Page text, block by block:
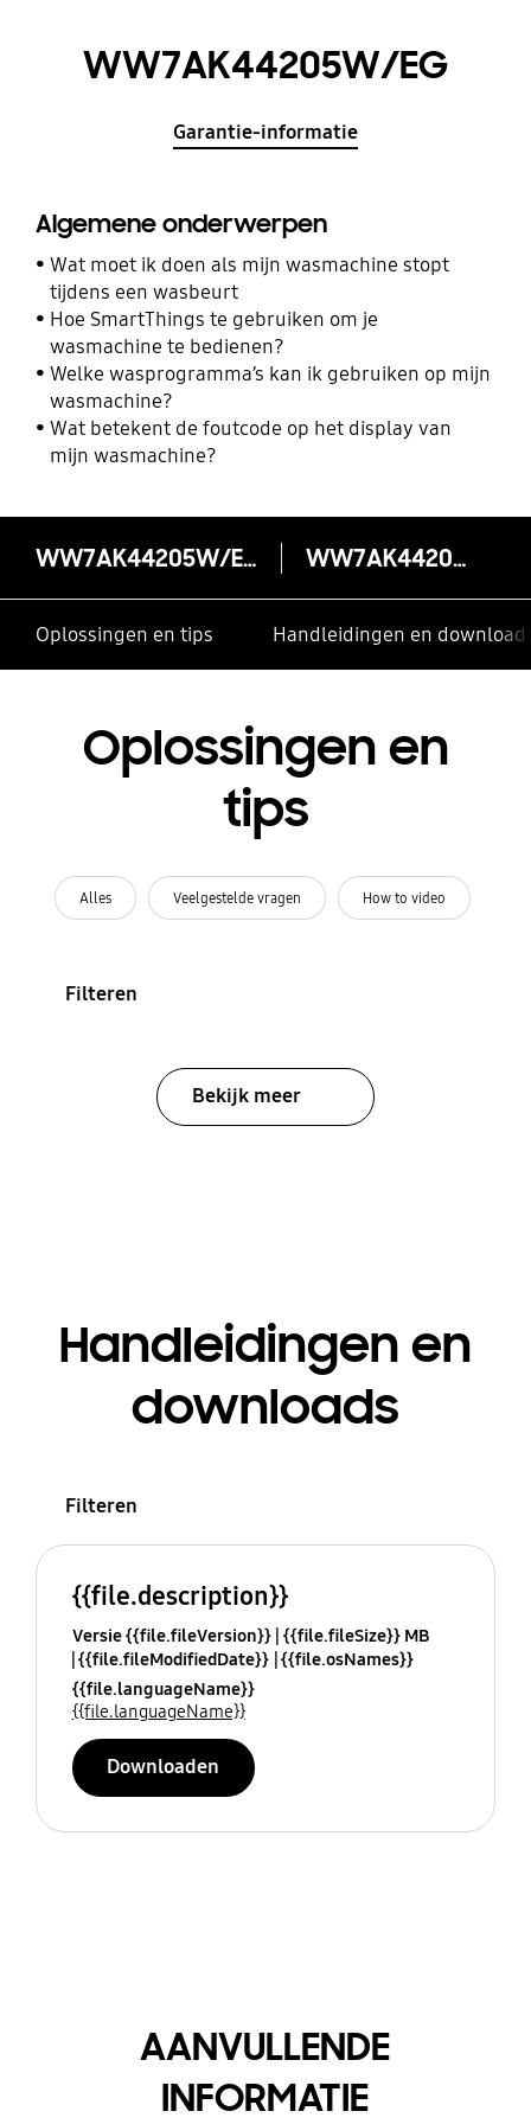
WW7AK44205W/EG
Garantie-informatie
Algemene onderwerpen
Wat moet ik doen als mijn wasmachine stopt
tijdens een wasbeurt
Hoe SmartThings te gebruiken om je
wasmachine te bedienen?
Welke wasprogramma’s kan ik gebruiken op mijn
wasmachine?
Wat betekent de foutcode op het display van
mijn wasmachine?
WW7AK44205W/EG WW7AK44205W/EG
Oplossingen en tips Handleidingen en
Oplossingen en
tips
Alles Veelgestelde vragen How to video
Filteren
Bekijk meer
Handleidingen en
downloads
Filteren
{{file.description}}
Versie {{file.fileVersion}} {{file.fileSize}} MB
{{file.fileModifiedDate}} {{file.osNames}}
{{file.languageName}}
{{file.languageName}}
Downloaden
AANVULLENDE
INFORMATIE